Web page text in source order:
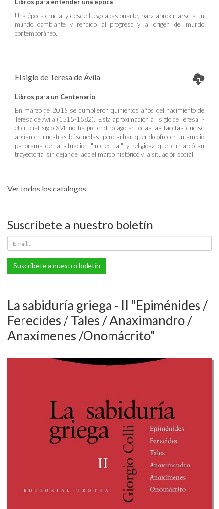
Libros para entender una época
Una época crucial y desde luego apasionante, para aproximarse a un
mundo cambiante y rendido al progreso y al origen del mundo
contemporáneo.
El siglo de Teresa de Ávila
Libros para un Centenario
En marzo de 2015 se cumplieron quinientos años del nacimiento de
Teresa de Ávila (1515-1582). Esta aproximación al "siglo de Teresa" -
el crucial siglo XVI- no ha pretendido agotar todas las facetas que se
abrían en nuestras búsquedas, pero sí han querido ofrecer un amplio
panorama de la situación "intelectual" y religiosa que enmarcó su
trayectoria, sin dejar de lado el marco histórico y la situación social
Ver todos los catálogos
Suscríbete a nuestro boletín
Suscríbete a nuestro boletín
La sabiduría griega - II "Epiménides /
Ferecides / Tales / Anaximandro /
Anaxímenes /Onomácrito"